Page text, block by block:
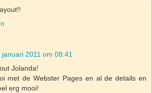
januari 2011 om 08:41
Jolanda!
met de Webster Pages en al de details en
erg mooi!